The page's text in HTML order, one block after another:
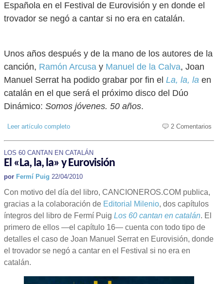
Española en el Festival de Eurovisión y en donde el
trovador se negó a cantar si no era en catalán.
Unos años después y de la mano de los autores de la
canción, Ramón Arcusa y Manuel de la Calva, Joan
Manuel Serrat ha podido grabar por fin el La, la, la en
catalán en el que será el próximo disco del Dúo
Dinámico: Somos jóvenes. 50 años.
Leer artículo completo 2 Comentarios
LOS 60 CANTAN EN CATALÁN
El «La, la, la» y Eurovisión
por Fermí Puig 22/04/2010
Con motivo del día del libro, CANCIONEROS.COM publica,
gracias a la colaboración de Editorial Milenio, dos capítulos
íntegros del libro de Fermí Puig Los 60 cantan en catalán. El
primero de ellos —el capítulo 16— cuenta con todo tipo de
detalles el caso de Joan Manuel Serrat en Eurovisión, donde
el trovador se negó a cantar en el Festival si no era en
catalán.